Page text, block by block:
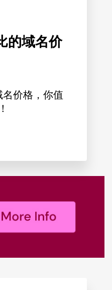
的域名价
价格，你值